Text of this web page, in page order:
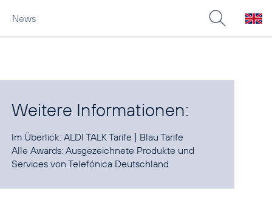
News
Weitere Informationen:
Im Überlick:ALDI TALK Tarife | Blau Tarife
Alle Awards:Ausgezeichnete Produkte und
Services von Telefónica Deutschland